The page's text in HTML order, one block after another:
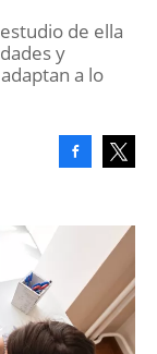
de ella
y
a lo